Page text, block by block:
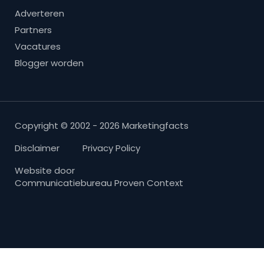
Adverteren
Partners
Vacatures
Blogger worden
Copyright © 2002 - 2026 Marketingfacts
Disclaimer
Privacy Policy
Website door
Communicatiebureau Proven Context